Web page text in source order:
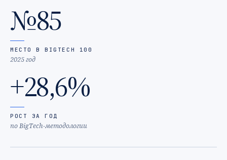
№85
МЕСТО В BIGTECH 100
2025 год
+28,6%
РОСТ ЗА ГОД
по BigTech-методологии